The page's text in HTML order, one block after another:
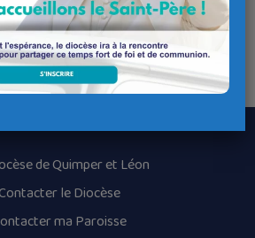
sera exposé dans lachapelle Saint
nous vous demandons de
en envoyant un mail à
de Quimper et Léon
Contacter le Diocèse
ma Paroisse